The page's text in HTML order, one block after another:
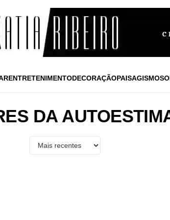
ENTRETENIMENTODECORAÇÃOPAISAGISMO
DA